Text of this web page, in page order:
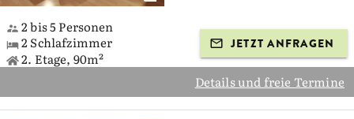
2 bis 5 Personen
2 Schlafzimmer
2. Etage, 90m²
JETZT ANFRAGEN
Details und freie Termine